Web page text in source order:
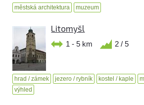
městská architektura muzeum
Litomyšl
1 - 5 km 2 / 5
hrad / zámek jezero / rybník kostel / kaple
výhled